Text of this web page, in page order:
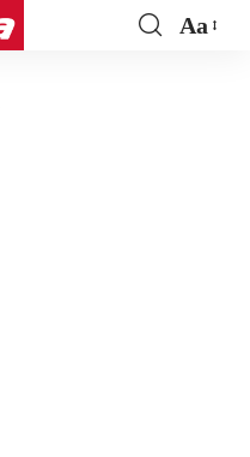
Aa